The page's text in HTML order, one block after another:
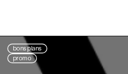
bons plans
promo